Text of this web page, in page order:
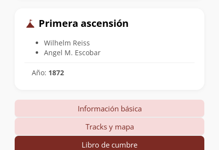
Primera ascensión
Wilhelm Reiss
Angel M. Escobar
Año: 1872
Información básica
Tracks y mapa
Libro de cumbre